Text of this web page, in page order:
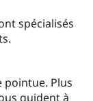
spécialisés
Plus
guident à